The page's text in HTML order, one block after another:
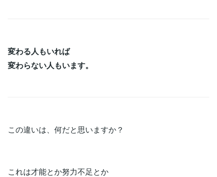
変わる人もいれば
変わらない人もいます。
この違いは、何だと思いますか？
これは才能とか努力不足とか